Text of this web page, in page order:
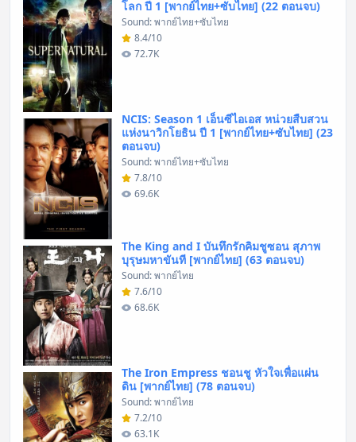
โลก ปี 1 [พากย์ไทย+ซับไทย] (22 ตอนจบ)
Sound: พากย์ไทย+ซับไทย
8.4/10
72.7K
NCIS: Season 1 เอ็นซีไอเอส หน่วยสืบสวน
แห่งนาวิกโยธิน ปี 1 [พากย์ไทย+ซับไทย] (23
ตอนจบ)
Sound: พากย์ไทย+ซับไทย
7.8/10
69.6K
The King and I บันทึกรักคิมชูซอน สุภาพ
บุรุษมหาขันที [พากย์ไทย] (63 ตอนจบ)
Sound: พากย์ไทย
7.6/10
68.6K
The Iron Empress ชอนชู หัวใจเพื่อแผ่น
ดิน [พากย์ไทย] (78 ตอนจบ)
Sound: พากย์ไทย
7.2/10
63.1K